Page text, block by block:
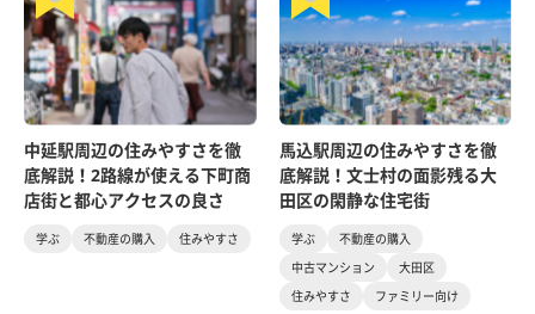
中延駅周辺の住みやすさを徹
底解説！2路線が使える下町商
店街と都心アクセスの良さ
学ぶ 不動産の購入 住みやすさ
馬込駅周辺の住みやすさを徹
底解説！文士村の面影残る大
田区の閑静な住宅街
学ぶ
不動産の購入
中古マンション
大田区
住みやすさ
ファミリー向け